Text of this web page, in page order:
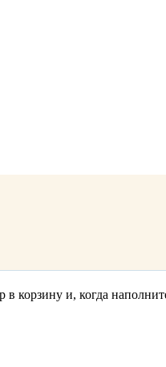
в корзину и, когда